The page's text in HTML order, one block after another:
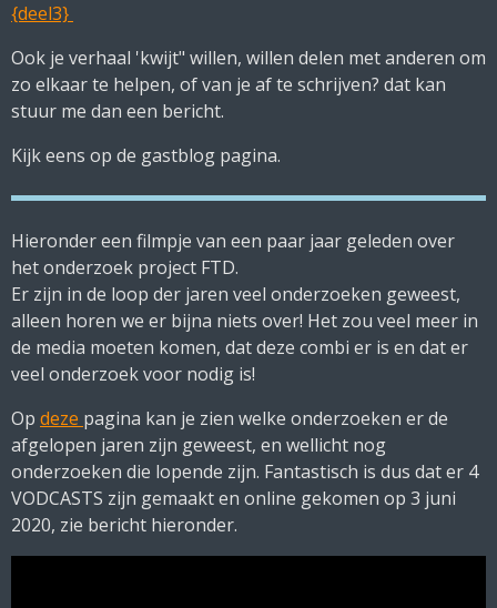
{deel3}
Ook je verhaal 'kwijt" willen, willen delen met anderen om
zo elkaar te helpen, of van je af te schrijven? dat kan
stuur me dan een bericht.
Kijk eens op de gastblog pagina.
Hieronder een filmpje van een paar jaar geleden over
het onderzoek project FTD.
Er zijn in de loop der jaren veel onderzoeken geweest,
alleen horen we er bijna niets over! Het zou veel meer in
de media moeten komen, dat deze combi er is en dat er
veel onderzoek voor nodig is!
Op deze pagina kan je zien welke onderzoeken er de
afgelopen jaren zijn geweest, en wellicht nog
onderzoeken die lopende zijn. Fantastisch is dus dat er 4
VODCASTS zijn gemaakt en online gekomen op 3 juni
2020, zie bericht hieronder.